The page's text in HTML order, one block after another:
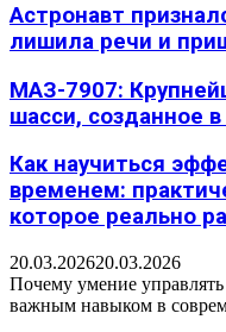
Астронавт
лишила речи и
МАЗ-7907:
шасси, созданное
Как научиться
временем:
которое реально
20.03.202620.03.2026
Почему умение
важным навыком в